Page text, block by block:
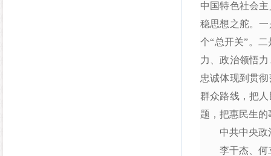
中国特色社会
稳思想之舵。
个“总开关”。
力、政治领悟
忠诚体现到贯
群众路线，把
题，把惠民生
中共中央政治
李干杰、何立